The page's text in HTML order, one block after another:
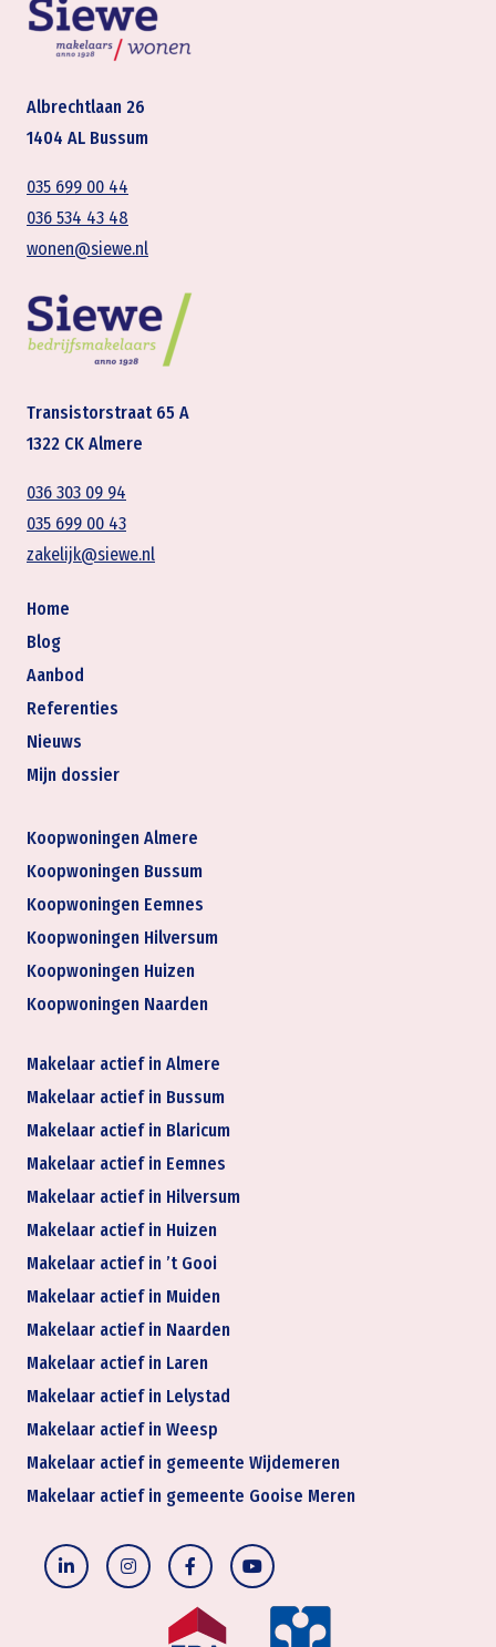
Albrechtlaan 26
1404 AL Bussum
035 699 00 44
036 534 43 48
wonen@siewe.nl
Transistorstraat 65 A
1322 CK Almere
036 303 09 94
035 699 00 43
zakelijk@siewe.nl
Home
Blog
Aanbod
Referenties
Nieuws
Mijn dossier
Koopwoningen Almere
Koopwoningen Bussum
Koopwoningen Eemnes
Koopwoningen Hilversum
Koopwoningen Huizen
Koopwoningen Naarden
Makelaar actief in Almere
Makelaar actief in Bussum
Makelaar actief in Blaricum
Makelaar actief in Eemnes
Makelaar actief in Hilversum
Makelaar actief in Huizen
Makelaar actief in ’t Gooi
Makelaar actief in Muiden
Makelaar actief in Naarden
Makelaar actief in Laren
Makelaar actief in Lelystad
Makelaar actief in Weesp
Makelaar actief in gemeente Wijdemeren
Makelaar actief in gemeente Gooise Meren